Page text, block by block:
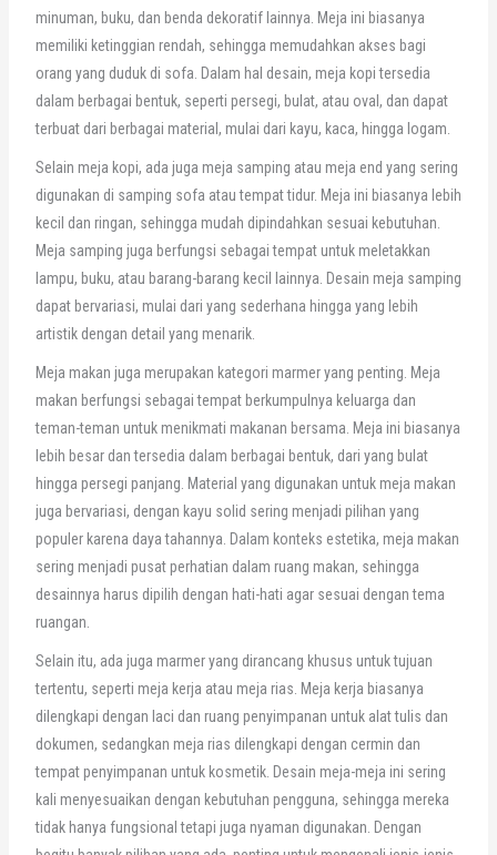
minuman, buku, dan benda dekoratif lainnya. Meja ini biasanya
memiliki ketinggian rendah, sehingga memudahkan akses bagi
orang yang duduk di sofa. Dalam hal desain, meja kopi tersedia
dalam berbagai bentuk, seperti persegi, bulat, atau oval, dan dapat
terbuat dari berbagai material, mulai dari kayu, kaca, hingga logam.
Selain meja kopi, ada juga meja samping atau meja end yang sering
digunakan di samping sofa atau tempat tidur. Meja ini biasanya lebih
kecil dan ringan, sehingga mudah dipindahkan sesuai kebutuhan.
Meja samping juga berfungsi sebagai tempat untuk meletakkan
lampu, buku, atau barang-barang kecil lainnya. Desain meja samping
dapat bervariasi, mulai dari yang sederhana hingga yang lebih
artistik dengan detail yang menarik.
Meja makan juga merupakan kategori marmer yang penting. Meja
makan berfungsi sebagai tempat berkumpulnya keluarga dan
teman-teman untuk menikmati makanan bersama. Meja ini biasanya
lebih besar dan tersedia dalam berbagai bentuk, dari yang bulat
hingga persegi panjang. Material yang digunakan untuk meja makan
juga bervariasi, dengan kayu solid sering menjadi pilihan yang
populer karena daya tahannya. Dalam konteks estetika, meja makan
sering menjadi pusat perhatian dalam ruang makan, sehingga
desainnya harus dipilih dengan hati-hati agar sesuai dengan tema
ruangan.
Selain itu, ada juga marmer yang dirancang khusus untuk tujuan
tertentu, seperti meja kerja atau meja rias. Meja kerja biasanya
dilengkapi dengan laci dan ruang penyimpanan untuk alat tulis dan
dokumen, sedangkan meja rias dilengkapi dengan cermin dan
tempat penyimpanan untuk kosmetik. Desain meja-meja ini sering
kali menyesuaikan dengan kebutuhan pengguna, sehingga mereka
tidak hanya fungsional tetapi juga nyaman digunakan. Dengan